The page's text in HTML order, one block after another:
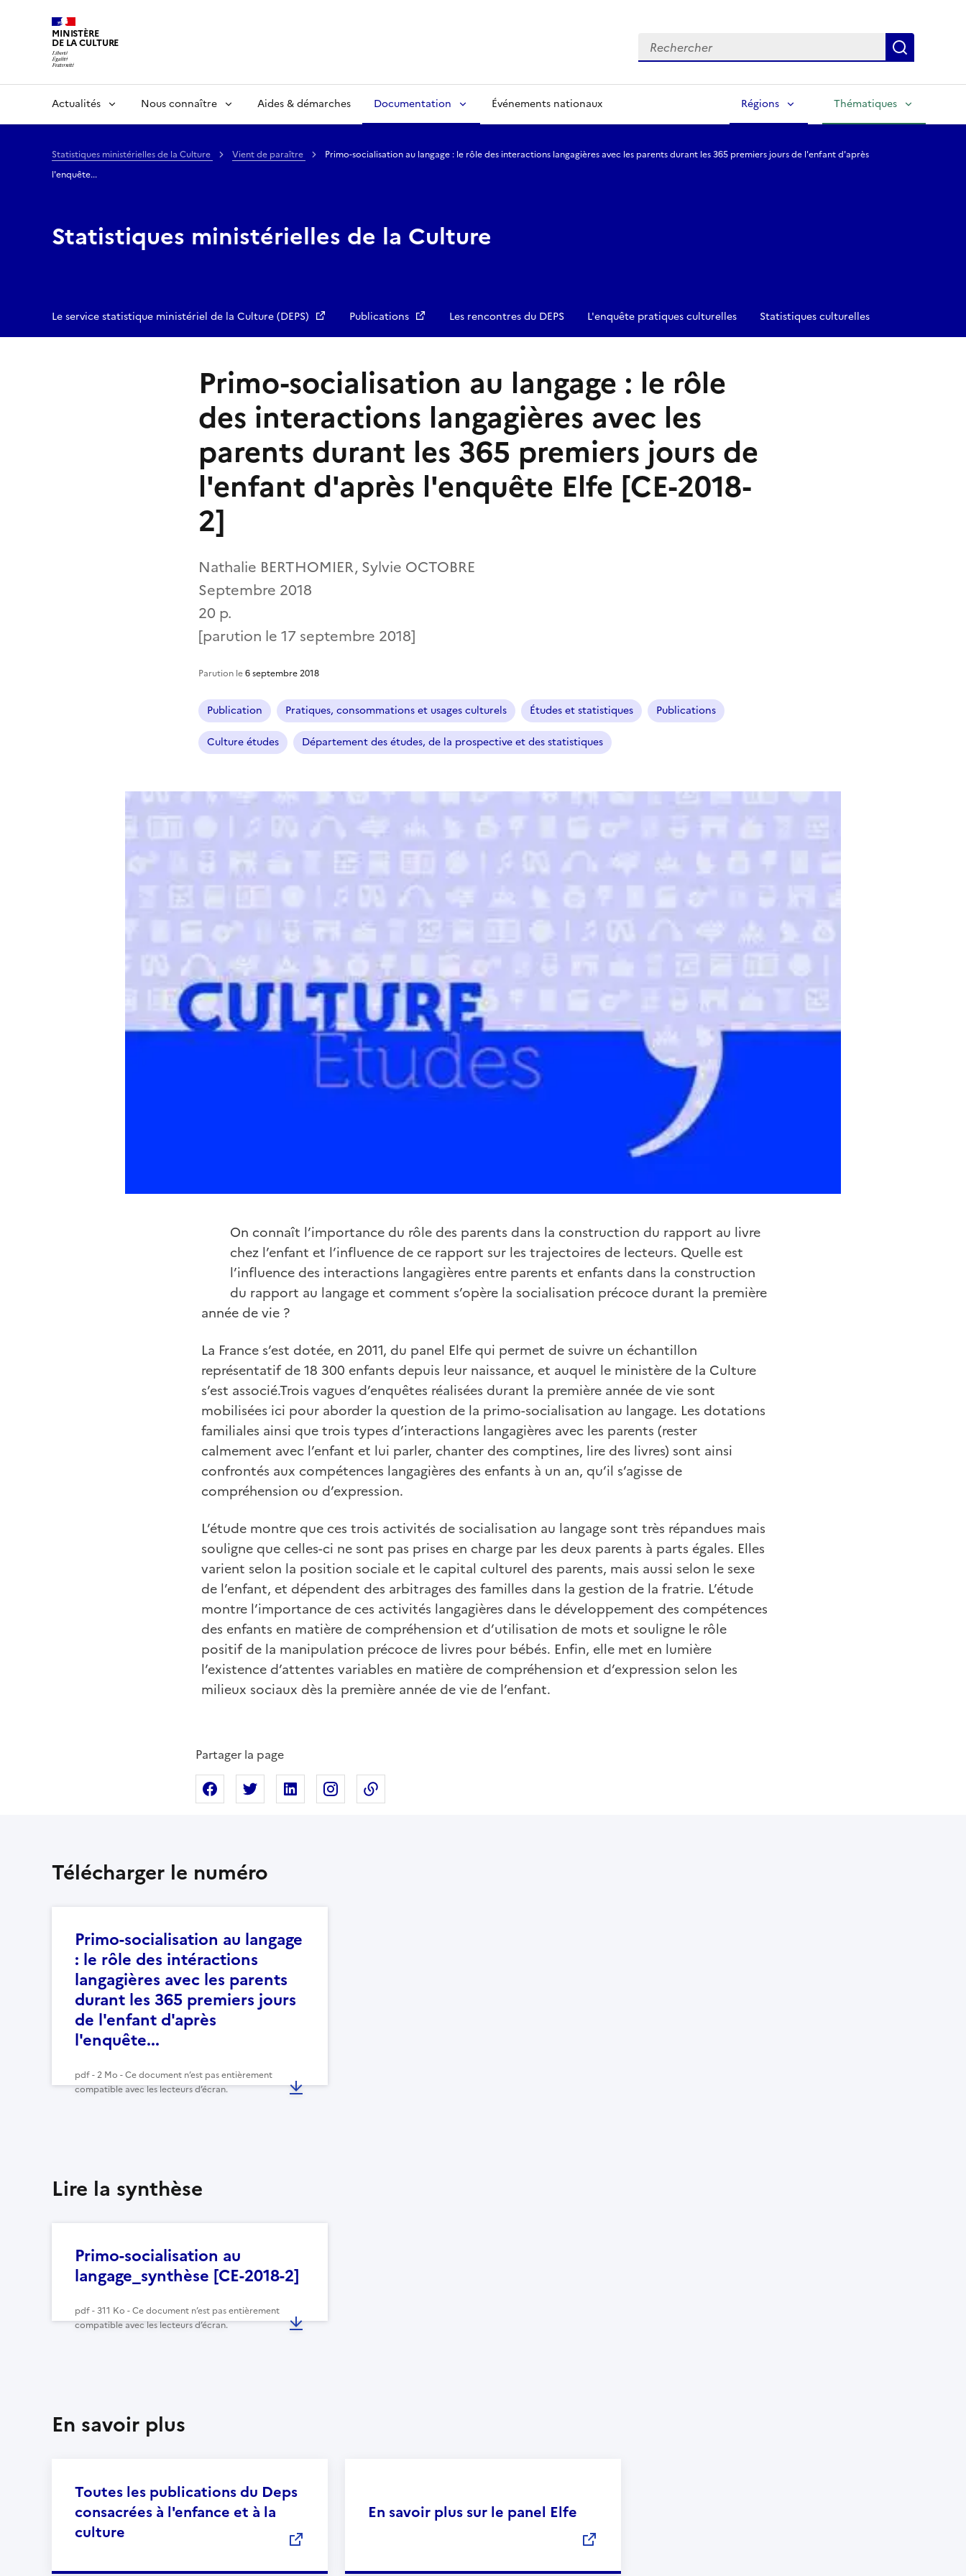
MINISTÈRE
DE LA CULTURE Rechercher
Actualités Nous connaître Aides & démarches Documentation Événements nationaux Régions Thématiques
Statistiques ministérielles de la Culture Vient de paraître
Primo-socialisation au langage : le rôle des interactions langagières avec les parents durant les 365 premiers jours de l'enfant d'après
l'enquête...
Statistiques ministérielles de la Culture
Le service statistique ministériel de la Culture (DEPS) Publications Les rencontres du DEPS L'enquête pratiques culturelles Statistiques culturelles
Primo-socialisation au langage : le rôle
des interactions langagières avec les
parents durant les 365 premiers jours de
l'enfant d'après l'enquête Elfe [CE-2018-
2]
Nathalie BERTHOMIER, Sylvie OCTOBRE
Septembre 2018
20 p.
[parution le 17 septembre 2018]
Parution le6 septembre 2018
Publication Pratiques, consommations et usages culturels Études et statistiques Publications
Culture études Département des études, de la prospective et des statistiques
On connaît l’importance du rôle des parents dans la construction du rapport au livre
chez l’enfant et l’influence de ce rapport sur les trajectoires de lecteurs. Quelle est
l’influence des interactions langagières entre parents et enfants dans la construction
du rapport au langage et comment s’opère la socialisation précoce durant la première
année de vie ?
La France s’est dotée, en 2011, du panel Elfe qui permet de suivre un échantillon
représentatif de 18 300 enfants depuis leur naissance, et auquel le ministère de la Culture
s’est associé.Trois vagues d’enquêtes réalisées durant la première année de vie sont
mobilisées ici pour aborder la question de la primo-socialisation au langage. Les dotations
familiales ainsi que trois types d’interactions langagières avec les parents (rester
calmement avec l’enfant et lui parler, chanter des comptines, lire des livres) sont ainsi
confrontés aux compétences langagières des enfants à un an, qu’il s’agisse de
compréhension ou d’expression.
L’étude montre que ces trois activités de socialisation au langage sont très répandues mais
souligne que celles-ci ne sont pas prises en charge par les deux parents à parts égales. Elles
varient selon la position sociale et le capital culturel des parents, mais aussi selon le sexe
de l’enfant, et dépendent des arbitrages des familles dans la gestion de la fratrie. L’étude
montre l’importance de ces activités langagières dans le développement des compétences
des enfants en matière de compréhension et d’utilisation de mots et souligne le rôle
positif de la manipulation précoce de livres pour bébés. Enfin, elle met en lumière
l’existence d’attentes variables en matière de compréhension et d’expression selon les
milieux sociaux dès la première année de vie de l’enfant.
Partager la page
Partager sur Facebook
Partager sur XPartager sur Linkedin
Partager sur Instagram
Télécharger le numéro
Primo-socialisation au langage
: le rôle des intéractions
langagières avec les parents
durant les 365 premiers jours
de l'enfant d'après
l'enquête...
pdf - 2 Mo - Ce document n’est pas entièrement
compatible avec les lecteurs d’écran.
Lire la synthèse
Primo-socialisation au
langage_synthèse [CE-2018-2]
pdf - 311 Ko - Ce document n’est pas entièrement
compatible avec les lecteurs d’écran.
En savoir plus
Toutes les publications du Deps
consacrées à l'enfance et à la
culture
En savoir plus sur le panel Elfe